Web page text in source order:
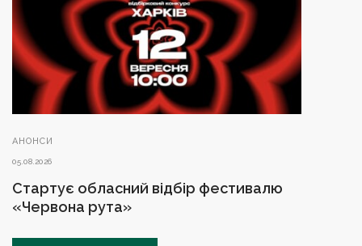
АНОНСИ
05.08.2026
Стартує обласний відбір фестивалю
«Червона рута»